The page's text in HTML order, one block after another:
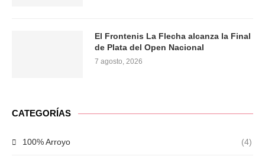
El Frontenis La Flecha alcanza la Final
de Plata del Open Nacional
7 agosto, 2026
CATEGORÍAS
100% Arroyo (4)